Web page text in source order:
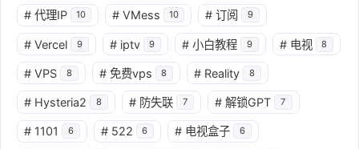
# 代理IP 10 # VMess 10 # 订阅 9
# Vercel 9 # iptv 9 # 小白教程 9 # 电视 8
# VPS 8 # 免费vps 8 # Reality 8
# Hysteria2 8 # 防失联 7 # 解锁GPT 7
# 1101 6 # 522 6 # 电视盒子 6